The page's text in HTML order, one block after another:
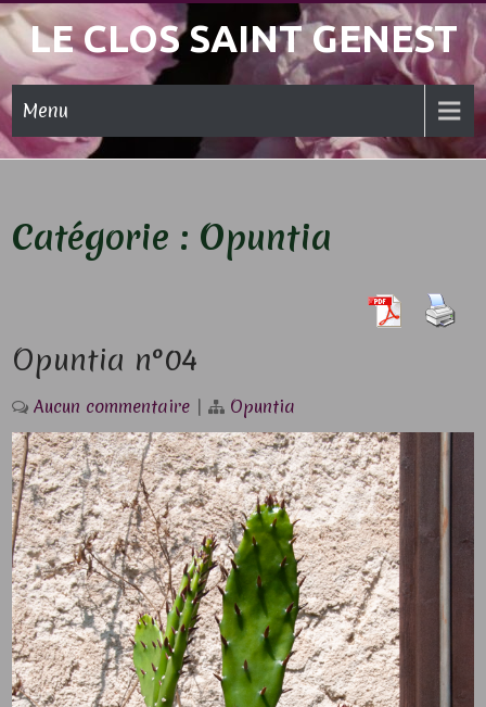
Skip
to
content
LE CLOS SAINT GENEST
Menu
Catégorie : Opuntia
Opuntia n°04
Aucun commentaire | Opuntia